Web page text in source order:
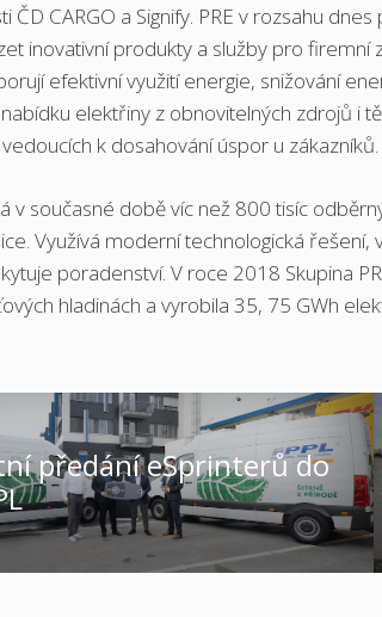
ČD CARGO a Signify. PRE v rozsahu
inovativní produkty a služby pro
efektivní využití energie, snižování
elektřiny z obnovitelných zdrojů i
k dosahování úspor u zákazníků.
v současné době víc než 800 tisíc
Využívá moderní technologická
poradenství. V roce 2018 Skupina
hladinách a vyrobila 35, 75 GWh
předání eSprinterů do